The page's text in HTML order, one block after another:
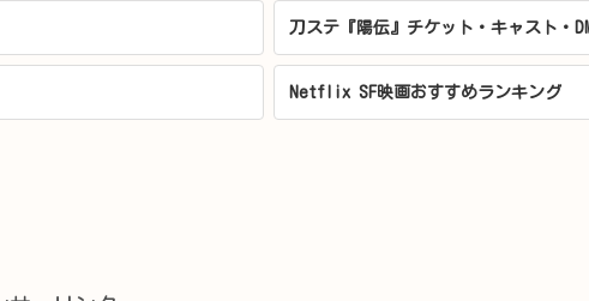
刀ステ『陽伝』チケット・キャスト・
Netflix SF映画おすすめランキング